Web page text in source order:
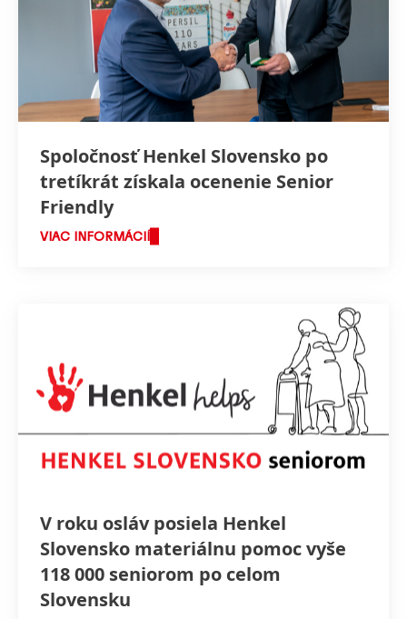
Spoločnosť Henkel Slovensko po
tretíkrát získala ocenenie Senior
Friendly
VIAC INFORMÁCIÍ
V roku osláv posiela Henkel
Slovensko materiálnu pomoc vyše
118 000 seniorom po celom
Slovensku